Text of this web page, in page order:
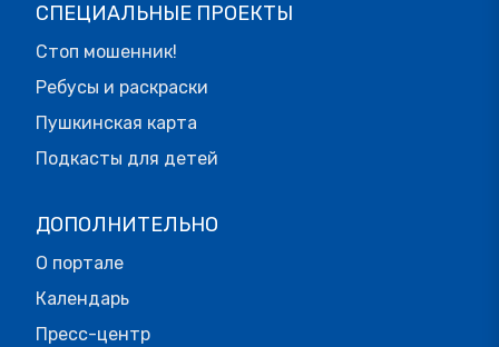
СПЕЦИАЛЬНЫЕ ПРОЕКТЫ
Стоп мошенник!
Ребусы и раскраски
Пушкинская карта
Подкасты для детей
ДОПОЛНИТЕЛЬНО
О портале
Календарь
Пресс-центр